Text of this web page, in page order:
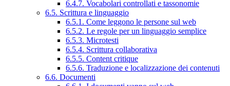
6.4.7. Vocabolari controllati e tassonomie
6.5. Scrittura e linguaggio
6.5.1. Come leggono le persone sul web
6.5.2. Le regole per un linguaggio semplice
6.5.3. Microtesti
6.5.4. Scrittura collaborativa
6.5.5. Content critique
6.5.6. Traduzione e localizzazione dei contenuti
6.6. Documenti